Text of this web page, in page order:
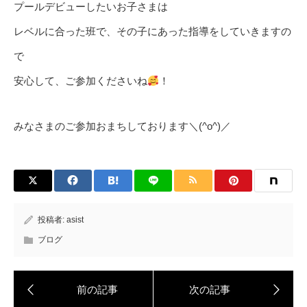
プールデビューしたいお子さまは
レベルに合った班で、その子にあった指導をしていきますの
で
安心して、ご参加くださいね ！
みなさまのご参加おまちしております＼(^o^)／
投稿者: asist
ブログ